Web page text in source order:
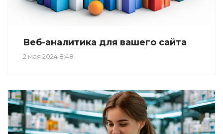
Веб-аналитика для вашего сайта
2 мая 2024 8:48